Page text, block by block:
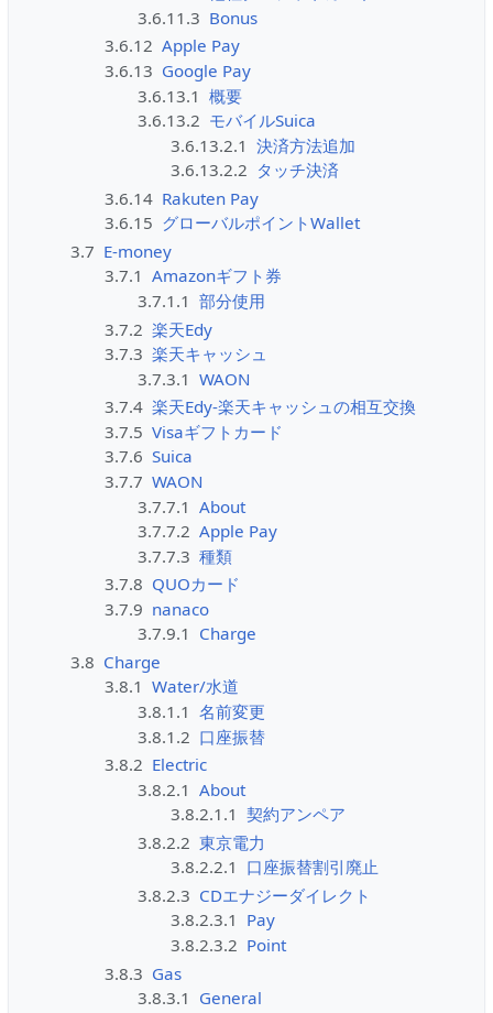
3.6.11.3 Bonus
3.6.12 Apple Pay
3.6.13 Google Pay
3.6.13.1 概要
3.6.13.2 モバイルSuica
3.6.13.2.1 決済方法追加
3.6.13.2.2 タッチ決済
3.6.14 Rakuten Pay
3.6.15 グローバルポイントWallet
3.7 E-money
3.7.1 Amazonギフト券
3.7.1.1 部分使用
3.7.2 楽天Edy
3.7.3 楽天キャッシュ
3.7.3.1 WAON
3.7.4 楽天Edy-楽天キャッシュの相互交換
3.7.5 Visaギフトカード
3.7.6 Suica
3.7.7 WAON
3.7.7.1 About
3.7.7.2 Apple Pay
3.7.7.3 種類
3.7.8 QUOカード
3.7.9 nanaco
3.7.9.1 Charge
3.8 Charge
3.8.1 Water/水道
3.8.1.1 名前変更
3.8.1.2 口座振替
3.8.2 Electric
3.8.2.1 About
3.8.2.1.1 契約アンペア
3.8.2.2 東京電力
3.8.2.2.1 口座振替割引廃止
3.8.2.3 CDエナジーダイレクト
3.8.2.3.1 Pay
3.8.2.3.2 Point
3.8.3 Gas
3.8.3.1 General